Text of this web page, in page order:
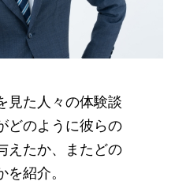
見た人々の体験談
どのように彼らの
えたか、またどの
紹介。